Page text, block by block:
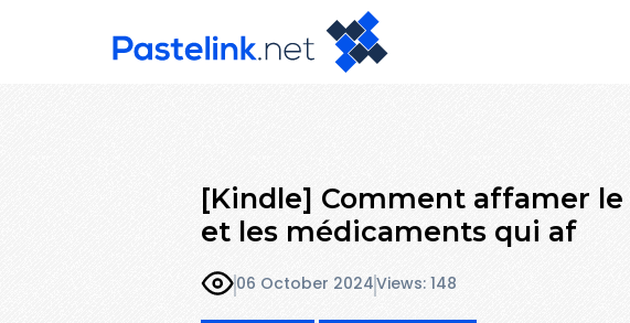
[Kindle] Comment affamer le
et les médicaments qui af
06 October 2024Views: 148